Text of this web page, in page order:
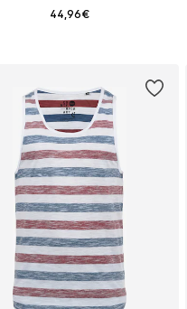
44,96€